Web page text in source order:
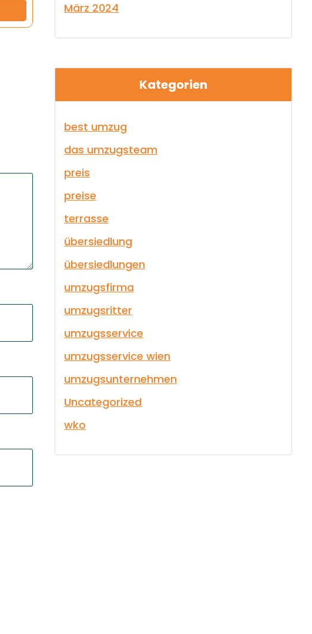
März 2024
Kategorien
best umzug
das umzugsteam
preis
preise
terrasse
übersiedlung
übersiedlungen
umzugsfirma
umzugsritter
umzugsservice
umzugsservice wien
umzugsunternehmen
Uncategorized
wko